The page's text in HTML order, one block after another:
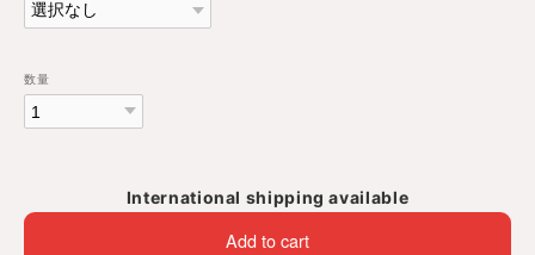
数量
International shipping available
Add to cart